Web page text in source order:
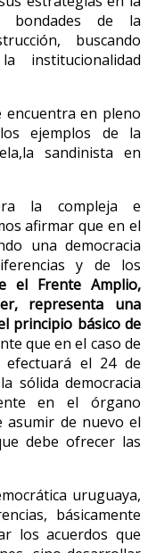
bondades de la
buscando
institucionalidad
encuentra en pleno
ejemplos de la
sandinista en
la compleja e
afirmar que en el
una democracia
y de los
el Frente Amplio,
representa una
principio básico de
que en el caso de
el 24 de
sólida democracia
en el órgano
asumir de nuevo el
debe ofrecer las
uruguaya,
básicamente
los acuerdos que